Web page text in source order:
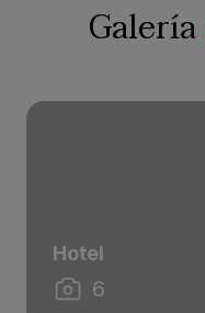
Galería
Hotel
6